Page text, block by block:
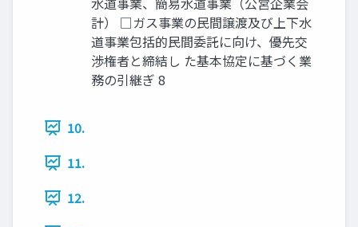
計） □ガス事業の民間譲渡及び上下水
道事業包括的民間委託に向け、優先交
渉権者と締結し た基本協定に基づく業
務の引継ぎ 8
10.
11.
12.